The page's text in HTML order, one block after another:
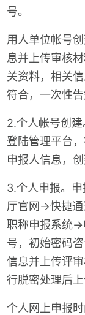
号。
用人单位帐号
息并上传审核
关资料，相关
符合，一次性告
2.个人帐号创
登陆管理平台
申报人信息，创
3.个人申报。
厅官网→快捷
职称申报系统→
号，初始密码
信息并上传评
行脱密处理后上
个人网上申报